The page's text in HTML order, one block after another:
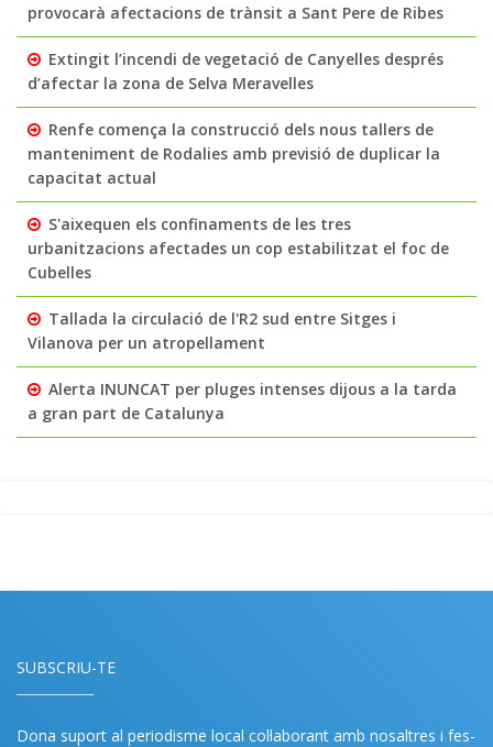
provocarà afectacions de trànsit a Sant Pere de Ribes
Extingit l’incendi de vegetació de Canyelles després
d’afectar la zona de Selva Meravelles
Renfe comença la construcció dels nous tallers de
manteniment de Rodalies amb previsió de duplicar la
capacitat actual
S'aixequen els confinaments de les tres
urbanitzacions afectades un cop estabilitzat el foc de
Cubelles
Tallada la circulació de l'R2 sud entre Sitges i
Vilanova per un atropellament
Alerta INUNCAT per pluges intenses dijous a la tarda
a gran part de Catalunya
SUBSCRIU-TE
Dona suport al periodisme local col·laborant amb nosaltres i fes-